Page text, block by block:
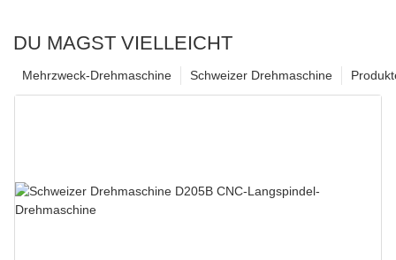
DU MAGST VIELLEICHT
Schweizer Drehmaschine
Mehrzweck-Drehmaschine